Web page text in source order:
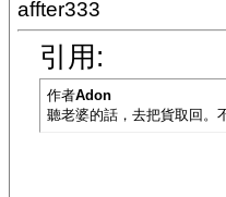
affter333
引用:
作者Adon
聽老婆的話，去把貨取回。